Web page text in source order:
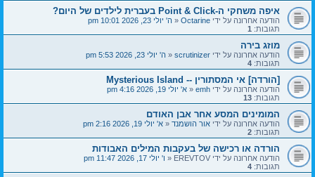
איפה משחקי ה-Point & Click בעברית לילדים של היום?
הודעה אחרונה על ידי Octarine
«ה' יולי 23, 2026 10:01 pm
תגובות: 1
מוזג בירה
הודעה אחרונה על ידי scrutinizer
«ה' יולי 23, 2026 5:53 pm
תגובות: 4
[הורדה] אי המסתורין -- Mysterious Island
הודעה אחרונה על ידי emh
«א' יולי 19, 2026 4:16 pm
תגובות: 13
המומינים המסע אחר אבן האודם
הודעה אחרונה על ידי אור הושמנד«א' יולי 19, 2026 2:16 pm
תגובות: 2
הורדה או רכישה של בעקבות המילים האבודות
הודעה אחרונה על ידי EREVTOV
«ו' יולי 17, 2026 11:47 pm
תגובות: 4